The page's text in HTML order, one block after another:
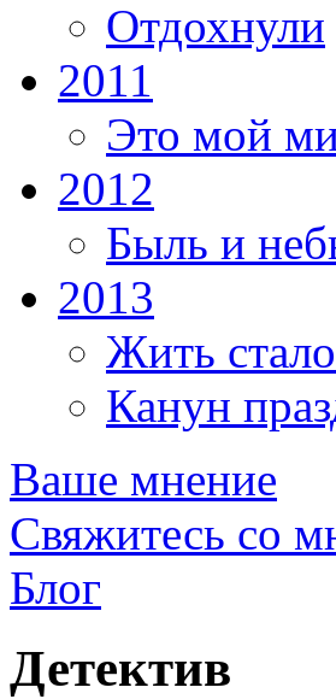
Отдохнули
2011
Это мой
2012
Быль и
2013
Жить
Канун
Ваше мнение
Свяжитесь со
Блог
Детектив